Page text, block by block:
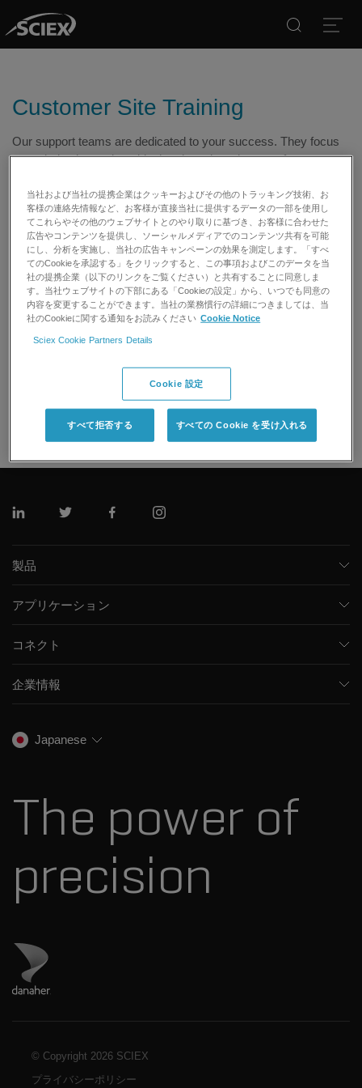
Customer Site Training
Our support teams are dedicated to your success. They focus
on optimization and troubleshooting a broad range of
methods.
Application Scientist Support
Support and training from expert scientists to help you optimize
your applications, troubleshoot workflows, utilize software, and
save you months of method development effort.
Instructional service designed for either first-time users of
SCIEX mass spectrometers or users wishing to refresh and
update their skills and knowledge.
リンクトインツイッターフェイスブックインスタグラム
製品
キャピラリー電気泳動機器
統合ソリューション
スペクトルライブラリ
アプリケーション
環境分析
法医学ソリューション
コネクト
トレーニング
キャリア
企業情報
プレスリリース
Japanese
The power of
precision
ダナハーのサイトにアクセス
© Copyright 2026 SCIEX
プライバシーポリシー
当社および当社の提携企業はクッキーおよびその他のトラッキング技術、お
客様の連絡先情報など、お客様が直接当社に提供するデータの一部を使用し
てこれらやその他のウェブサイトとのやり取りに基づき、お客様に合わせた
広告やコンテンツを提供し、ソーシャルメディアでのコンテンツ共有を可能
にし、分析を実施し、当社の広告キャンペーンの効果を測定します。「すべ
てのCookieを承認する」をクリックすると、この事項およびこのデータを当
社の提携企業（以下のリンクをご覧ください）と共有することに同意しま
す。当社ウェブサイトの下部にある「Cookieの設定」から、いつでも同意の
内容を変更することができます。当社の業務慣行の詳細につきましては、当
社のCookieに関する通知をお読みください Cookie Notice
Sciex Cookie Partners Details
Cookie 設定
すべて拒否する すべての Cookie を受け入れる